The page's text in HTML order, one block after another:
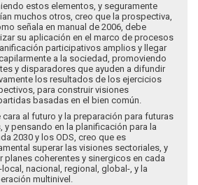
estos elementos, y seguramente
muchos otros, creo que la prospectiva,
señala en manual de 2006, debe
su aplicación en el marco de procesos
participativos amplios y llegar
a la sociedad, promoviendo
y disparadores que ayuden a difundir
los resultados de los ejercicios
para construir visiones
basadas en el bien común.
cara al futuro y la preparación para futuras
y pensando en la planificación para la
2030 y los ODS, creo que es
superar las visiones sectoriales, y
planes coherentes y sinergicos en cada
local, nacional, regional, global-, y la
multinivel.